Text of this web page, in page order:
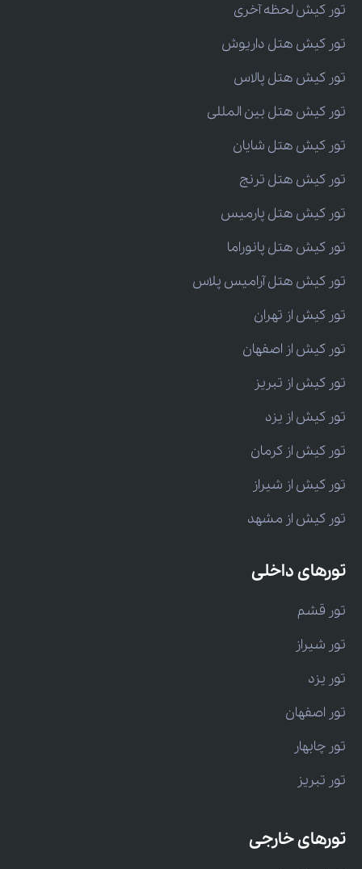
تور کیش لحظه آخری
تور کیش هتل داریوش
تور کیش هتل پالاس
تور کیش هتل بین المللی
تور کیش هتل شایان
تور کیش هتل ترنج
تور کیش هتل پارمیس
تور کیش هتل پانوراما
تور کیش هتل آرامیس پلاس
تور کیش از تهران
تور کیش از اصفهان
تور کیش از تبریز
تور کیش از یزد
تور کیش از کرمان
تور کیش از شیراز
تور کیش از مشهد
تورهای داخلی
تور قشم
تور شیراز
تور یزد
تور اصفهان
تور چابهار
تور تبریز
تورهای خارجی